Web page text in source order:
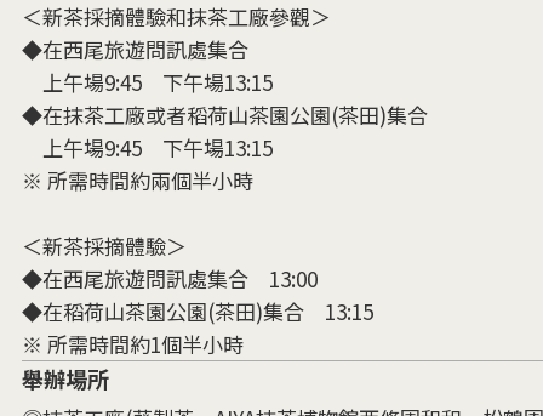
＜新茶採摘體驗和抹茶工廠參觀＞
◆在西尾旅遊問訊處集合
上午場9:45 下午場13:15
◆在抹茶工廠或者稻荷山茶園公園(茶田)集合
上午場9:45 下午場13:15
※ 所需時間約兩個半小時
＜新茶採摘體驗＞
◆在西尾旅遊問訊處集合 13:00
◆在稻荷山茶園公園(茶田)集合 13:15
※ 所需時間約1個半小時
舉辦場所